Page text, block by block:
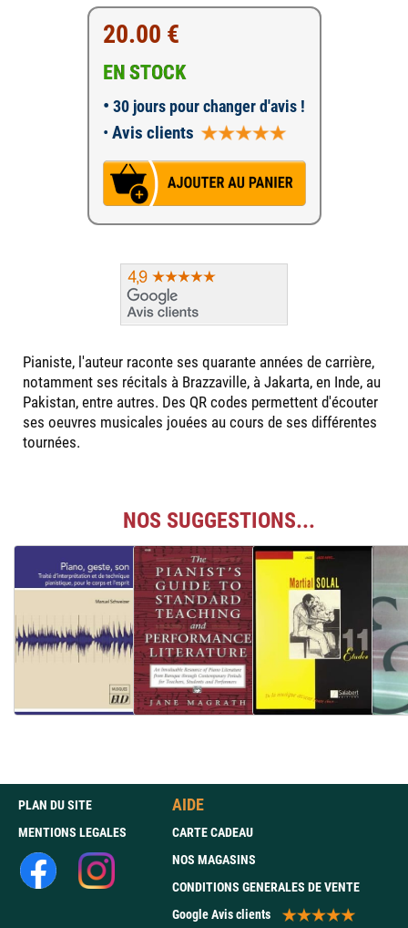
20.00 €
EN STOCK
• 30 jours pour changer d'avis !
• Avis clients
Pianiste, l'auteur raconte ses quarante années de carrière,
notamment ses récitals à Brazzaville, à Jakarta, en Inde, au
Pakistan, entre autres. Des QR codes permettent d'écouter
ses oeuvres musicales jouées au cours de ses différentes
tournées.
NOS SUGGESTIONS...
PLAN DU SITE
MENTIONS LEGALES
AIDE
CARTE CADEAU
NOS MAGASINS
CONDITIONS GENERALES DE VENTE
Google Avis clients